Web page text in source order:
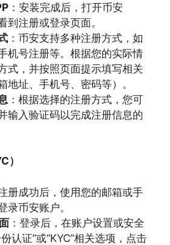
：安装完成后，打开币安
到注册或登录页面。
：币安支持多种注册方式，如
机号注册等。根据您的实际情
式，并按照页面提示填写相关
地址、手机号、密码等）。
：根据选择的注册方式，您可
输入验证码以完成注册信息的
）
册成功后，使用您的邮箱或手
录币安账户。
：登录后，在账户设置或安全
认证”或“KYC”相关选项，点击